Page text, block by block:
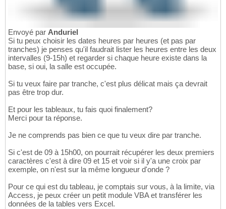
Envoyé par Anduriel
Si tu peux choisir les dates heures par heures (et pas par
tranches) je penses qu'il faudrait lister les heures entre les deux
intervalles (9-15h) et regarder si chaque heure existe dans la
base, si oui, la salle est occupée.
Si tu veux faire par tranche, c'est plus délicat mais ça devrait
pas être trop dur.
Et pour les tableaux, tu fais quoi finalement?
Merci pour ta réponse.
Je ne comprends pas bien ce que tu veux dire par tranche.
Si c'est de 09 à 15h00, on pourrait récupérer les deux premiers
caractères c'est à dire 09 et 15 et voir si il y'a une croix par
exemple, on n'est sur la même longueur d'onde ?
Pour ce qui est du tableau, je comptais sur vous, à la limite, via
Access, je peux créer un petit module VBA et transférer les
données de la tables vers Excel.